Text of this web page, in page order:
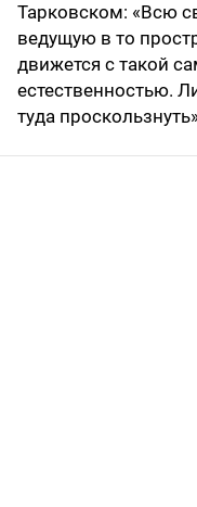
Тарковском: «Всю
ведущую в то
движется с такой
естественностью.
туда